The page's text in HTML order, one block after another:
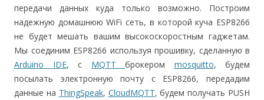
передачи данных куда только возможно. Построим
надежную домашнюю WiFi сеть, в которой куча ESP8266
не будет мешать вашим высокоскоростным гаджетам.
Мы соединим ESP8266 используя прошивку, сделанную в
Arduino IDE, c MQTT брокером mosquitto, будем
посылать электронную почту с ESP8266, передадим
данные на ThingSpeak, CloudMQTT, будем получать PUSH